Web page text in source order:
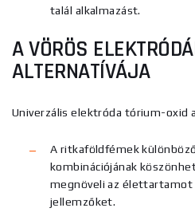
talál alkalmazást.
A VÖRÖS
ALTERNATÍVÁJA
Univerzális elektróda tórium-oxid
A ritkaföldfémek
kombinációjának
megnöveli az élettartamot
jellemzőket.